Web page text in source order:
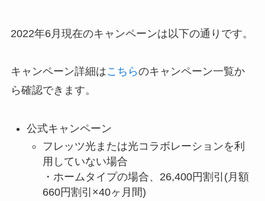
2022年6月現在のキャンペーンは以下の通りです。
キャンペーン詳細はこちらのキャンペーン一覧か
ら確認できます。
公式キャンペーン
フレッツ光または光コラボレーションを利
用していない場合
・ホームタイプの場合、26,400円割引(月額
660円割引×40ヶ月間)